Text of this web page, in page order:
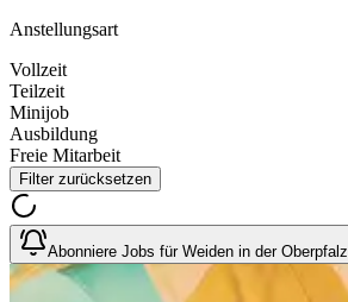
Anstellungsart
Vollzeit
Teilzeit
Minijob
Ausbildung
Freie Mitarbeit
Filter zurücksetzen
Abonniere Jobs für Weiden in der Oberpfalz